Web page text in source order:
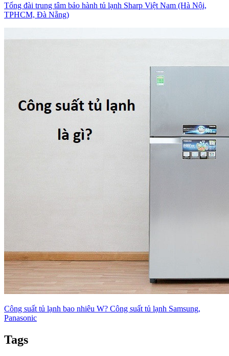
Tổng đài trung tâm bảo hành tủ lạnh Sharp Việt Nam (Hà Nội,
TPHCM, Đà Nẵng)
Công suất tủ lạnh bao nhiêu W? Công suất tủ lạnh Samsung,
Panasonic
Tags